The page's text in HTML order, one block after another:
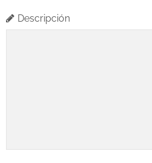
Descripción